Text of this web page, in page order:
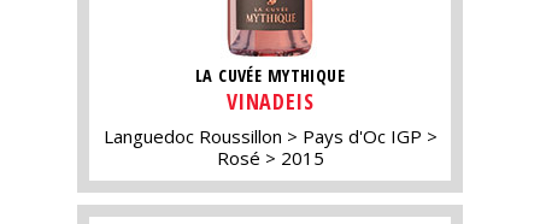
LA CUVÉE MYTHIQUE
VINADEIS
Languedoc Roussillon
Pays d'Oc IGP
Rosé
2015